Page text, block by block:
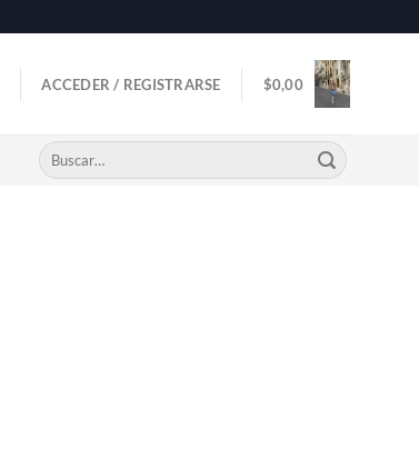
ACCEDER / REGISTRARSE $0,00
Buscar
por: